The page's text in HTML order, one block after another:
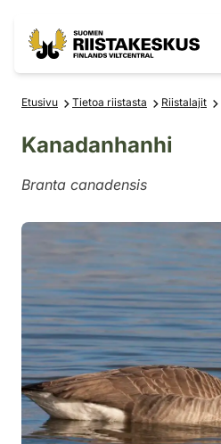
Etusivu Tietoa riistasta Riistalajit
Kanadanhanhi
Branta canadensis